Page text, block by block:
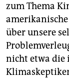
zum Thema
über unsere
nicht etwa die